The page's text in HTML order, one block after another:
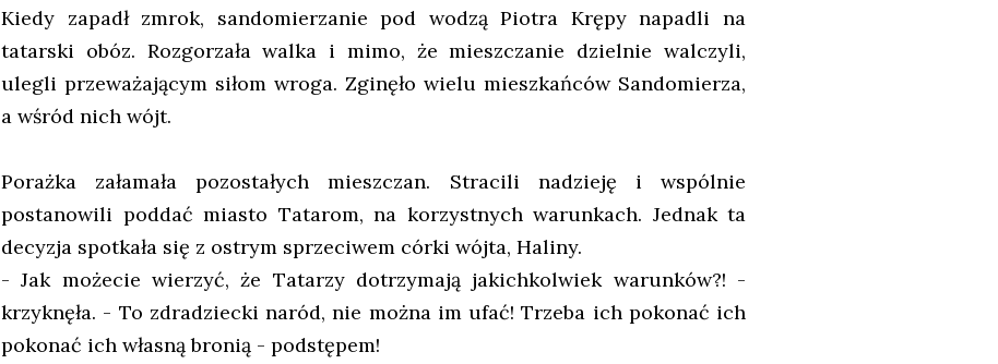
Kiedy zapadł zmrok, sandomierzanie pod wodzą Piotra Krępy napadli na
tatarski obóz. Rozgorzała walka i mimo, że mieszczanie dzielnie walczyli,
ulegli przeważającym siłom wroga. Zginęło wielu mieszkańców Sandomierza,
a wśród nich wójt.
Porażka załamała pozostałych mieszczan. Stracili nadzieję i wspólnie
postanowili poddać miasto Tatarom, na korzystnych warunkach. Jednak ta
decyzja spotkała się z ostrym sprzeciwem córki wójta, Haliny.
- Jak możecie wierzyć, że Tatarzy dotrzymają jakichkolwiek warunków?! -
krzyknęła. - To zdradziecki naród, nie można im ufać! Trzeba ich pokonać ich
pokonać ich własną bronią - podstępem!